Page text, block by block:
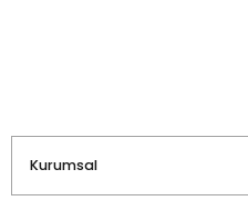
Kurumsal